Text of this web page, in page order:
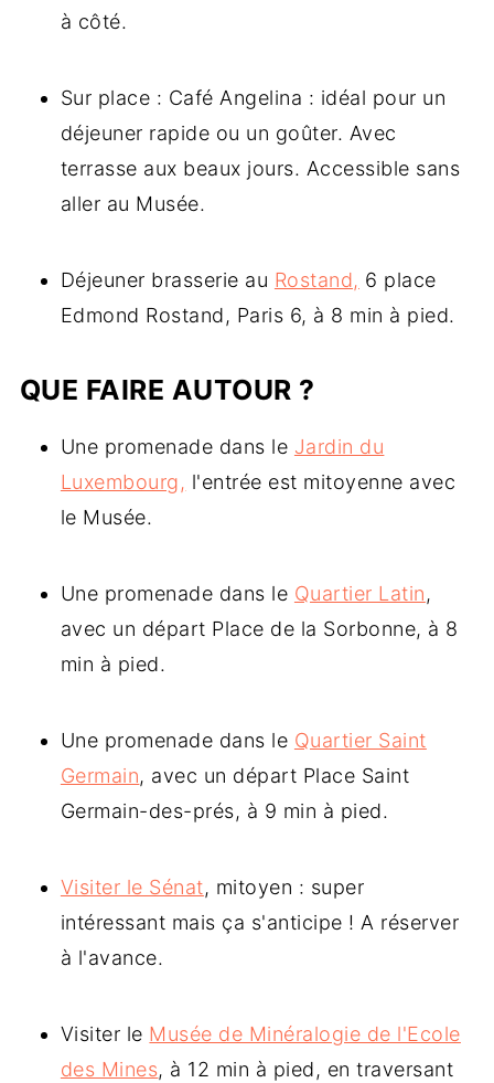
à côté.
Sur place : Café Angelina : idéal pour un
déjeuner rapide ou un goûter. Avec
terrasse aux beaux jours. Accessible sans
aller au Musée.
Déjeuner brasserie au Rostand, 6 place
Edmond Rostand, Paris 6, à 8 min à pied.
QUE FAIRE AUTOUR ?
Une promenade dans le Jardin du
Luxembourg, l'entrée est mitoyenne avec
le Musée.
Une promenade dans le Quartier Latin,
avec un départ Place de la Sorbonne, à 8
min à pied.
Une promenade dans le Quartier Saint
Germain, avec un départ Place Saint
Germain-des-prés, à 9 min à pied.
Visiter le Sénat, mitoyen : super
intéressant mais ça s'anticipe ! A réserver
à l'avance.
Visiter le Musée de Minéralogie de l'Ecole
des Mines, à 12 min à pied, en traversant